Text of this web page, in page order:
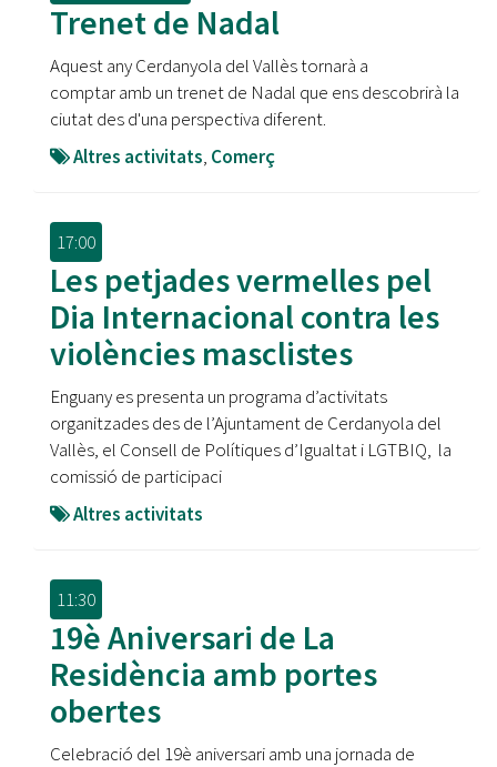
Trenet de Nadal
Aquest any Cerdanyola del Vallès tornarà a
comptar amb un trenet de Nadal que ens descobrirà la
ciutat des d'una perspectiva diferent.
Altres activitats, Comerç
17:00
Les petjades vermelles pel
Dia Internacional contra les
violències masclistes
Enguany es presenta un programa d’activitats
organitzades des de l’Ajuntament de Cerdanyola del
Vallès, el Consell de Polítiques d’Igualtat i LGTBIQ, la
comissió de participaci
Altres activitats
11:30
19è Aniversari de La
Residència amb portes
obertes
Celebració del 19è aniversari amb una jornada de